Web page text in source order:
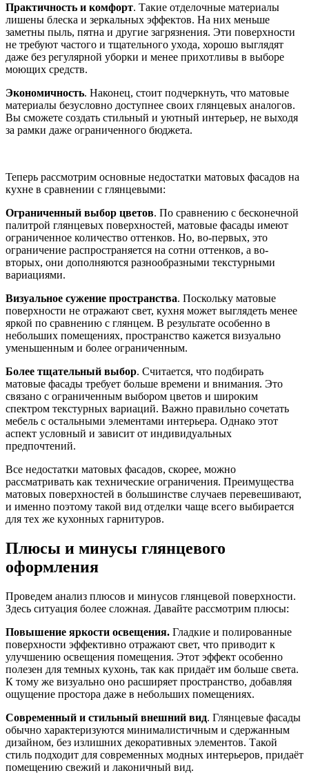
Практичность и комфорт. Такие отделочные материалы
лишены блеска и зеркальных эффектов. На них меньше
заметны пыль, пятна и другие загрязнения. Эти поверхности
не требуют частого и тщательного ухода, хорошо выглядят
даже без регулярной уборки и менее прихотливы в выборе
моющих средств.
Экономичность. Наконец, стоит подчеркнуть, что матовые
материалы безусловно доступнее своих глянцевых аналогов.
Вы сможете создать стильный и уютный интерьер, не выходя
за рамки даже ограниченного бюджета.
Теперь рассмотрим основные недостатки матовых фасадов на
кухне в сравнении с глянцевыми:
Ограниченный выбор цветов. По сравнению с бесконечной
палитрой глянцевых поверхностей, матовые фасады имеют
ограниченное количество оттенков. Но, во-первых, это
ограничение распространяется на сотни оттенков, а во-
вторых, они дополняются разнообразными текстурными
вариациями.
Визуальное сужение пространства. Поскольку матовые
поверхности не отражают свет, кухня может выглядеть менее
яркой по сравнению с глянцем. В результате особенно в
небольших помещениях, пространство кажется визуально
уменьшенным и более ограниченным.
Более тщательный выбор. Считается, что подбирать
матовые фасады требует больше времени и внимания. Это
связано с ограниченным выбором цветов и широким
спектром текстурных вариаций. Важно правильно сочетать
мебель с остальными элементами интерьера. Однако этот
аспект условный и зависит от индивидуальных
предпочтений.
Все недостатки матовых фасадов, скорее, можно
рассматривать как технические ограничения. Преимущества
матовых поверхностей в большинстве случаев перевешивают,
и именно поэтому такой вид отделки чаще всего выбирается
для тех же кухонных гарнитуров.
Плюсы и минусы глянцевого
оформления
Проведем анализ плюсов и минусов глянцевой поверхности.
Здесь ситуация более сложная. Давайте рассмотрим плюсы:
Повышение яркости освещения. Гладкие и полированные
поверхности эффективно отражают свет, что приводит к
улучшению освещения помещения. Этот эффект особенно
полезен для темных кухонь, так как придаёт им больше света.
К тому же визуально оно расширяет пространство, добавляя
ощущение простора даже в небольших помещениях.
Современный и стильный внешний вид. Глянцевые фасады
обычно характеризуются минималистичным и сдержанным
дизайном, без излишних декоративных элементов. Такой
стиль подходит для современных модных интерьеров, придаёт
помещению свежий и лаконичный вид.